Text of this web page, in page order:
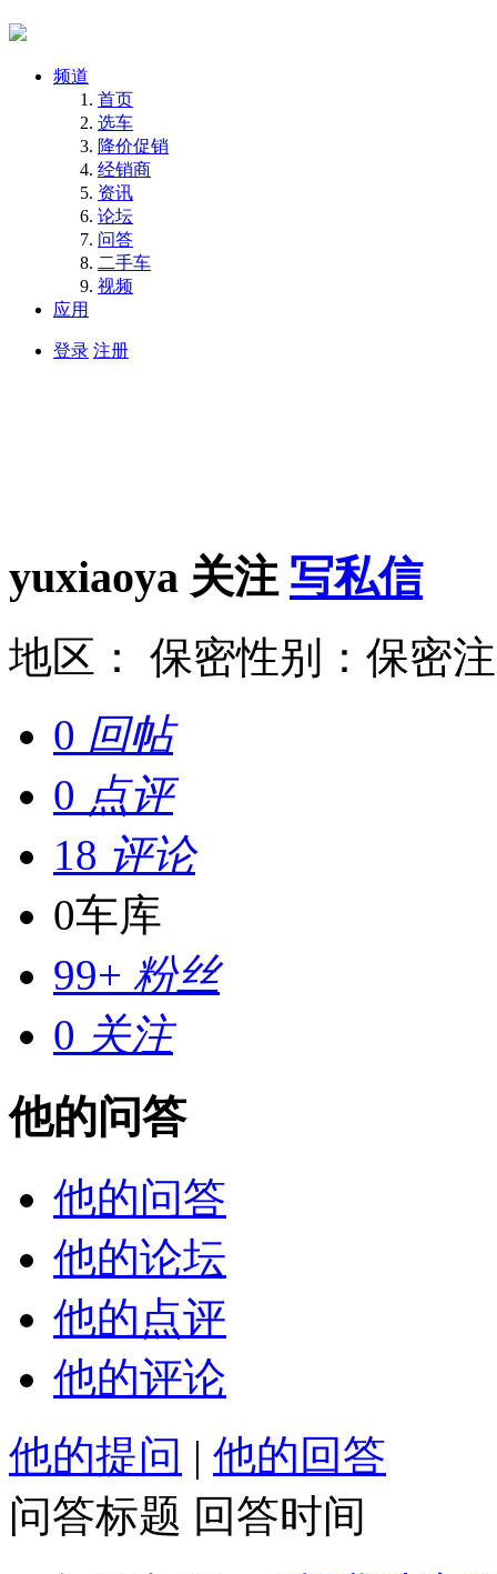
频道
首页
选车
降价促销
经销商
资讯
论坛
问答
二手车
视频
应用
登录 注册
yuxiaoya 关注 写私信
地区： 保密性别：保密
0 回帖
0 点评
18 评论
0车库
99+ 粉丝
0 关注
他的问答
他的问答
他的论坛
他的点评
他的评论
他的提问 | 他的回答
问答标题 回答时间